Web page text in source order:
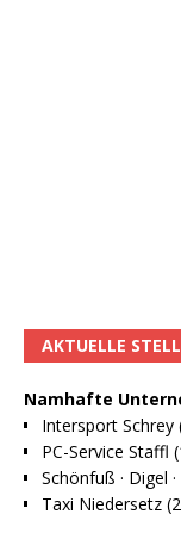
AKTUELLE
Namhafte
Intersport Schrey
PC-Service Staffl
Schönfuß · Digel
Taxi Niedersetz